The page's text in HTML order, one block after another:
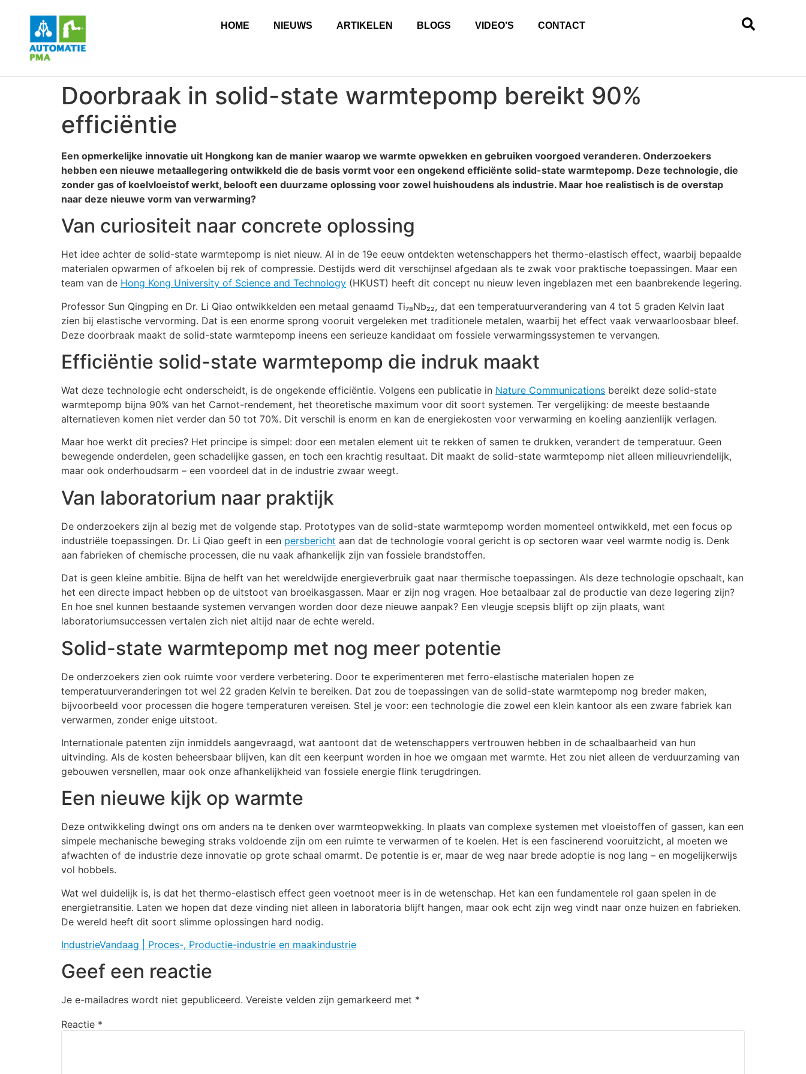
HOME NIEUWS ARTIKELEN BLOGS VIDEO’S CONTACT
Doorbraak in solid-state warmtepomp bereikt 90%
efficiëntie
Een opmerkelijke innovatie uit Hongkong kan de manier waarop we warmte opwekken en gebruiken voorgoed veranderen. Onderzoekers
hebben een nieuwe metaallegering ontwikkeld die de basis vormt voor een ongekend efficiënte solid-state warmtepomp. Deze technologie, die
zonder gas of koelvloeistof werkt, belooft een duurzame oplossing voor zowel huishoudens als industrie. Maar hoe realistisch is de overstap
naar deze nieuwe vorm van verwarming?
Van curiositeit naar concrete oplossing
Het idee achter de solid-state warmtepomp is niet nieuw. Al in de 19e eeuw ontdekten wetenschappers het thermo-elastisch effect, waarbij bepaalde
materialen opwarmen of afkoelen bij rek of compressie. Destijds werd dit verschijnsel afgedaan als te zwak voor praktische toepassingen. Maar een
team van de Hong Kong University of Science and Technology (HKUST) heeft dit concept nu nieuw leven ingeblazen met een baanbrekende legering.
Professor Sun Qingping en Dr. Li Qiao ontwikkelden een metaal genaamd Ti₇₈Nb₂₂, dat een temperatuurverandering van 4 tot 5 graden Kelvin laat
zien bij elastische vervorming. Dat is een enorme sprong vooruit vergeleken met traditionele metalen, waarbij het effect vaak verwaarloosbaar bleef.
Deze doorbraak maakt de solid-state warmtepomp ineens een serieuze kandidaat om fossiele verwarmingssystemen te vervangen.
Efficiëntie solid-state warmtepomp die indruk maakt
Wat deze technologie echt onderscheidt, is de ongekende efficiëntie. Volgens een publicatie in Nature Communications bereikt deze solid-state
warmtepomp bijna 90% van het Carnot-rendement, het theoretische maximum voor dit soort systemen. Ter vergelijking: de meeste bestaande
alternatieven komen niet verder dan 50 tot 70%. Dit verschil is enorm en kan de energiekosten voor verwarming en koeling aanzienlijk verlagen.
Maar hoe werkt dit precies? Het principe is simpel: door een metalen element uit te rekken of samen te drukken, verandert de temperatuur. Geen
bewegende onderdelen, geen schadelijke gassen, en toch een krachtig resultaat. Dit maakt de solid-state warmtepomp niet alleen milieuvriendelijk,
maar ook onderhoudsarm – een voordeel dat in de industrie zwaar weegt.
Van laboratorium naar praktijk
De onderzoekers zijn al bezig met de volgende stap. Prototypes van de solid-state warmtepomp worden momenteel ontwikkeld, met een focus op
industriële toepassingen. Dr. Li Qiao geeft in een persbericht aan dat de technologie vooral gericht is op sectoren waar veel warmte nodig is. Denk
aan fabrieken of chemische processen, die nu vaak afhankelijk zijn van fossiele brandstoffen.
Dat is geen kleine ambitie. Bijna de helft van het wereldwijde energieverbruik gaat naar thermische toepassingen. Als deze technologie opschaalt, kan
het een directe impact hebben op de uitstoot van broeikasgassen. Maar er zijn nog vragen. Hoe betaalbaar zal de productie van deze legering zijn?
En hoe snel kunnen bestaande systemen vervangen worden door deze nieuwe aanpak? Een vleugje scepsis blijft op zijn plaats, want
laboratoriumsuccessen vertalen zich niet altijd naar de echte wereld.
Solid-state warmtepomp met nog meer potentie
De onderzoekers zien ook ruimte voor verdere verbetering. Door te experimenteren met ferro-elastische materialen hopen ze
temperatuurveranderingen tot wel 22 graden Kelvin te bereiken. Dat zou de toepassingen van de solid-state warmtepomp nog breder maken,
bijvoorbeeld voor processen die hogere temperaturen vereisen. Stel je voor: een technologie die zowel een klein kantoor als een zware fabriek kan
verwarmen, zonder enige uitstoot.
Internationale patenten zijn inmiddels aangevraagd, wat aantoont dat de wetenschappers vertrouwen hebben in de schaalbaarheid van hun
uitvinding. Als de kosten beheersbaar blijven, kan dit een keerpunt worden in hoe we omgaan met warmte. Het zou niet alleen de verduurzaming van
gebouwen versnellen, maar ook onze afhankelijkheid van fossiele energie flink terugdringen.
Een nieuwe kijk op warmte
Deze ontwikkeling dwingt ons om anders na te denken over warmteopwekking. In plaats van complexe systemen met vloeistoffen of gassen, kan een
simpele mechanische beweging straks voldoende zijn om een ruimte te verwarmen of te koelen. Het is een fascinerend vooruitzicht, al moeten we
afwachten of de industrie deze innovatie op grote schaal omarmt. De potentie is er, maar de weg naar brede adoptie is nog lang – en mogelijkerwijs
vol hobbels.
Wat wel duidelijk is, is dat het thermo-elastisch effect geen voetnoot meer is in de wetenschap. Het kan een fundamentele rol gaan spelen in de
energietransitie. Laten we hopen dat deze vinding niet alleen in laboratoria blijft hangen, maar ook echt zijn weg vindt naar onze huizen en fabrieken.
De wereld heeft dit soort slimme oplossingen hard nodig.
IndustrieVandaag | Proces-, Productie-industrie en maakindustrie
Geef een reactie
Je e-mailadres wordt niet gepubliceerd. Vereiste velden zijn gemarkeerd met *
Reactie *